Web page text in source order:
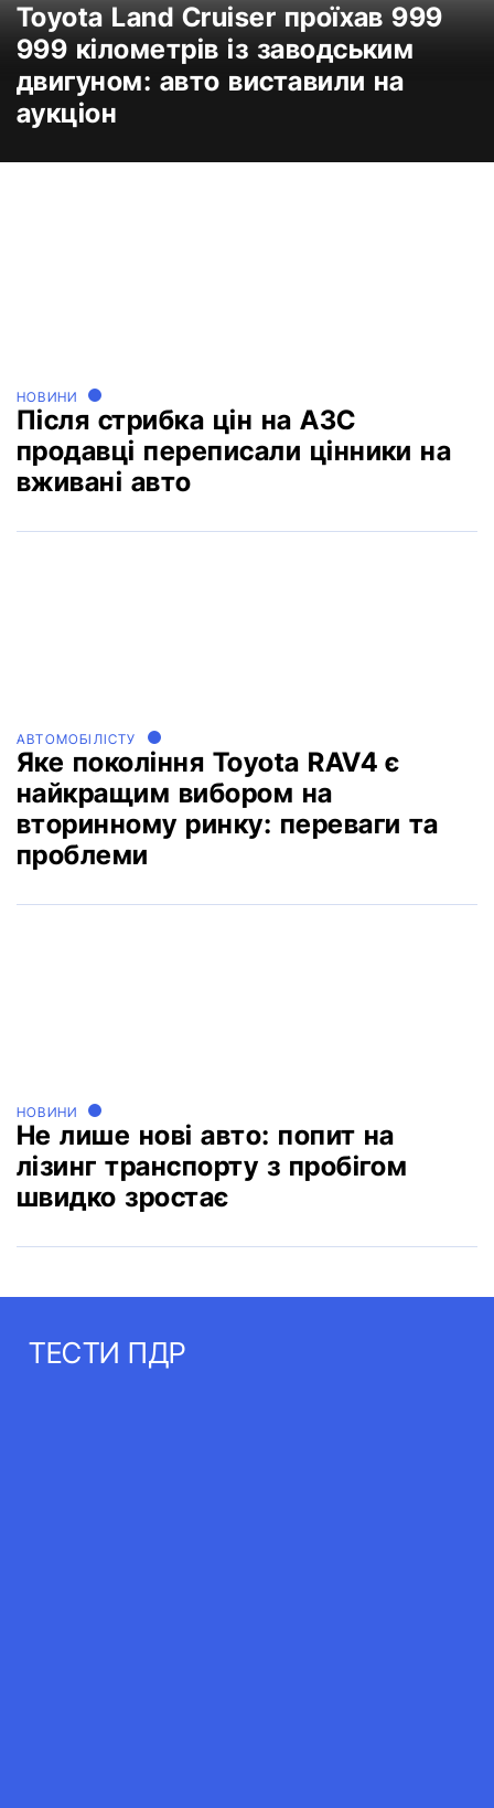
Toyota Land Cruiser проїхав 999
999 кілометрів із заводським
двигуном: авто виставили на
аукціон
НОВИНИ
Після стрибка цін на АЗС
продавці переписали цінники на
вживані авто
АВТОМОБІЛІСТУ
Яке покоління Toyota RAV4 є
найкращим вибором на
вторинному ринку: переваги та
проблеми
НОВИНИ
Не лише нові авто: попит на
лізинг транспорту з пробігом
швидко зростає
ТЕСТИ ПДР